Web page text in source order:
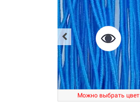
Можно выбрать цвет